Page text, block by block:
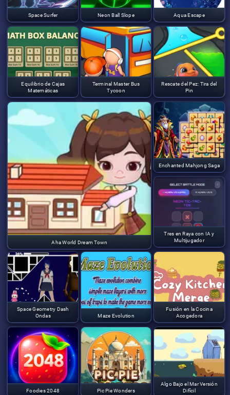
Space Surfer Neon Ball Slope Aqua Escape
Equilibrio de Cajas
Matemáticas
Terminal Master Bus
Tycoon
Rescate del Pez: Tira del
Pin
Aha World Dream Town
Enchanted Mahjong Saga
Tres en Raya con IA y
Multijugador
Space Geometry Dash
Ondas
Maze Evolution
Fusión en la Cocina
Acogedora
Foodies 2048 Pic Pie Wonders
Algo Bajo el Mar Versión
Difícil